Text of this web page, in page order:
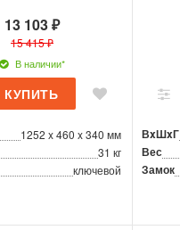
13 103 ₽
15 415 ₽
В наличии*
1252 x 460 x 340 мм
31 кг
ключевой
ВxШxГ
Вес
Замок